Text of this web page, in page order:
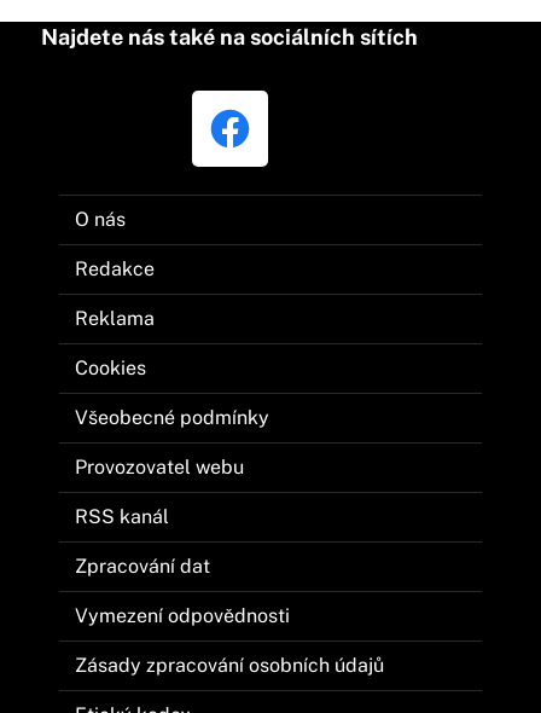
Najdete nás také na sociálních sítích
O nás
Redakce
Reklama
Cookies
Všeobecné podmínky
Provozovatel webu
RSS kanál
Zpracování dat
Vymezení odpovědnosti
Zásady zpracování osobních údajů